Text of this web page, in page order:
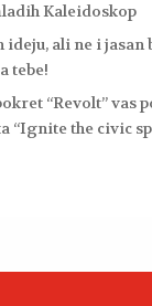
Kaleidoskop
ideju, ali ne i jasan
tebe!
“Revolt” vas
“Ignite the civic